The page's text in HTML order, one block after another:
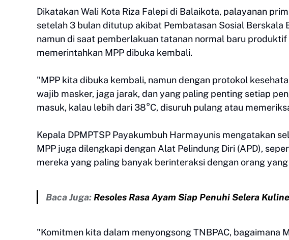
Dikatakan Wali Kota Riza Falepi di Balaikota, palayanan
setelah 3 bulan ditutup akibat Pembatasan Sosial Berskala
namun di saat pemberlakuan tatanan normal baru produktif
memerintahkan MPP dibuka kembali.
"MPP kita dibuka kembali, namun dengan protokol
wajib masker, jaga jarak, dan yang paling penting setiap
masuk, kalau lebih dari 38°C, disuruh pulang atau
Kepala DPMPTSP Payakumbuh Harmayunis mengatakan
MPP juga dilengkapi dengan Alat Pelindung Diri (APD),
mereka yang paling banyak berinteraksi dengan orang yang
Baca Juga: Resoles Rasa Ayam Siap Penuhi Selera
"Komitmen kita dalam menyongsong TNBPAC, bagaimana